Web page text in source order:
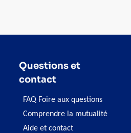
Questions et
contact
FAQ Foire aux questions
Comprendre la mutualité
Aide et contact